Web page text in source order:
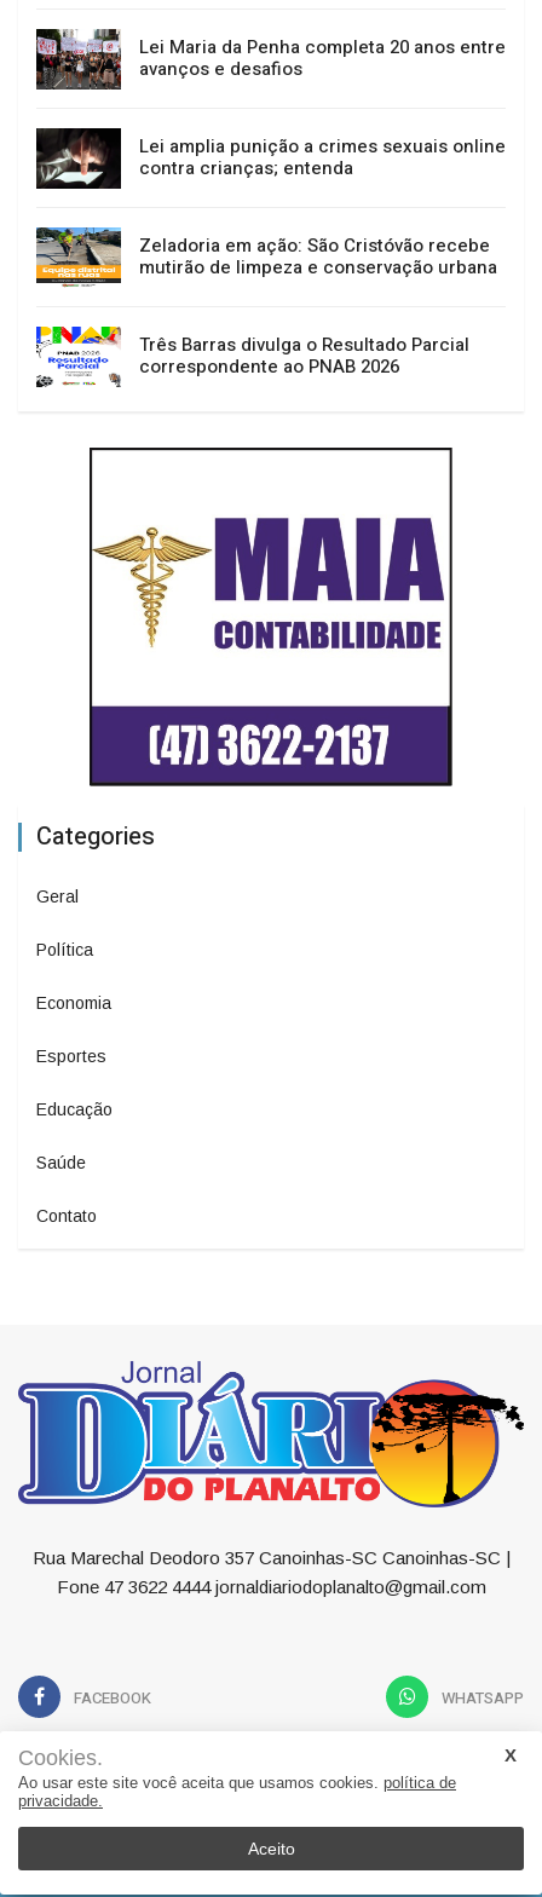
Lei Maria da Penha completa 20 anos entre
avanços e desafios
Lei amplia punição a crimes sexuais online
contra crianças; entenda
Zeladoria em ação: São Cristóvão recebe
mutirão de limpeza e conservação urbana
Três Barras divulga o Resultado Parcial
correspondente ao PNAB 2026
Categories
Geral
Política
Economia
Esportes
Educação
Saúde
Contato
Rua Marechal Deodoro 357 Canoinhas-SC Canoinhas-SC |
Fone 47 3622 4444 jornaldiariodoplanalto@gmail.com
FACEBOOK WHATSAPP
Geral
Cookies.
Ao usar este site você aceita que usamos cookies. política de
privacidade.
Aceito